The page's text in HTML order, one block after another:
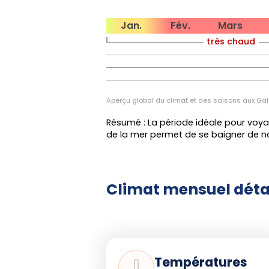
réchauffée (22 à 24 °C).
plages, mais pouvant
prolongées et à la
troubles.
L'upwelling annuel de juin à
endémique.
La haute saison
les prix peuvent chuter
Jan. Fév. Mars
très chaud
Aperçu global du climat et des saisons aux
Résumé : La période idéale pour
de la mer permet de se baigner de
Climat mensuel
Températures